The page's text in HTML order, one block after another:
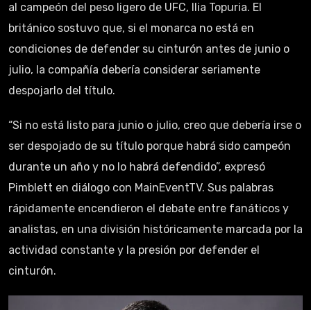
al campeón del peso ligero de UFC, Ilia Topuria. El
británico sostuvo que, si el monarca no está en
condiciones de defender su cinturón antes de junio o
julio, la compañía debería considerar seriamente
despojarlo del título.
“Si no está listo para junio o julio, creo que debería irse o
ser despojado de su título porque habrá sido campeón
durante un año y no lo habrá defendido”, expresó
Pimblett en diálogo con MainEventTV. Sus palabras
rápidamente encendieron el debate entre fanáticos y
analistas, en una división históricamente marcada por la
actividad constante y la presión por defender el
cinturón.